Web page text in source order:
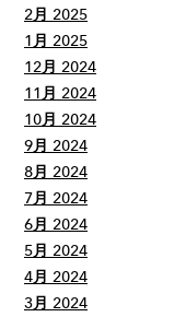
2月 2025
1月 2025
12月 2024
11月 2024
10月 2024
9月 2024
8月 2024
7月 2024
6月 2024
5月 2024
4月 2024
3月 2024